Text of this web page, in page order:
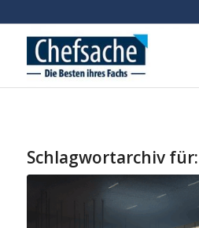
Schlagwortarchiv für: